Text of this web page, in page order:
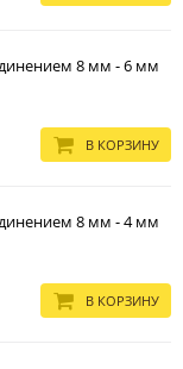
8 мм - 6 мм
В КОРЗИНУ
8 мм - 4 мм
В КОРЗИНУ